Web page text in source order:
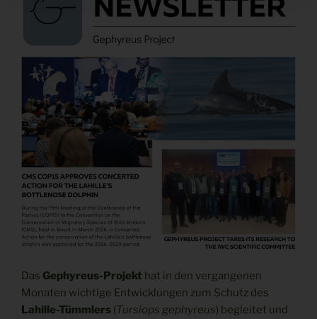
Das Gephyreus-Projekt hat in den vergangenen
Monaten wichtige Entwicklungen zum Schutz des
Lahille-Tümmlers (Tursiops gephyreus) begleitet und